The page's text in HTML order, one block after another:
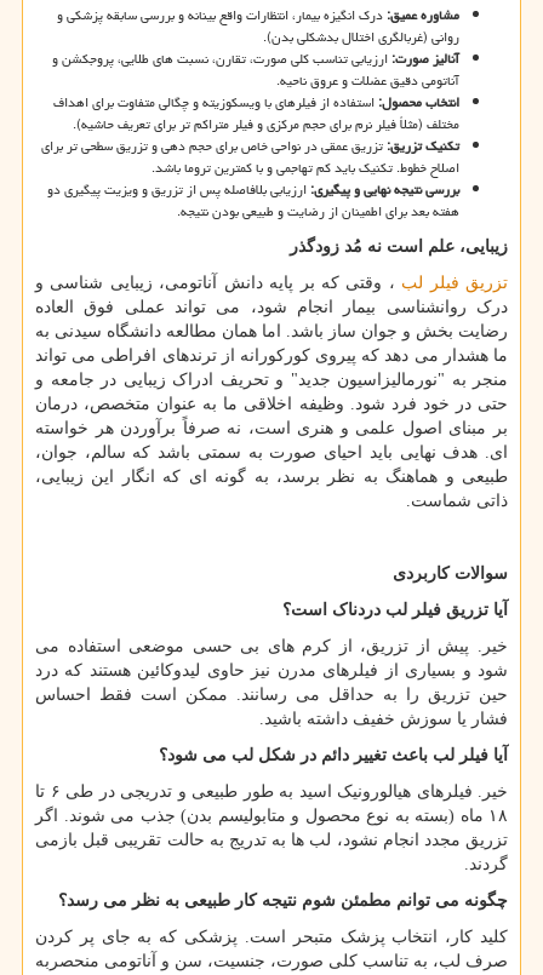
مشاوره عمیق:درک انگیزه بیمار، انتظارات واقع بینانه و بررسی سابقه پزشکی و
روانی (غربالگری اختلال بدشکلی بدن).
آنالیز صورت:ارزیابی تناسب کلی صورت، تقارن، نسبت های طلایی، پروجکشن و
آناتومی دقیق عضلات و عروق ناحیه.
انتخاب محصول:استفاده از فیلرهای با ویسکوزیته و چگالی متفاوت برای اهداف
مختلف (مثلاً فیلر نرم برای حجم مرکزی و فیلر متراکم تر برای تعریف حاشیه).
تکنیک تزریق:تزریق عمقی در نواحی خاص برای حجم دهی و تزریق سطحی تر برای
اصلاح خطوط. تکنیک باید کم تهاجمی و با کمترین تروما باشد.
بررسی نتیجه نهایی و پیگیری:ارزیابی بلافاصله پس از تزریق و ویزیت پیگیری دو
هفته بعد برای اطمینان از رضایت و طبیعی بودن نتیجه.
زیبایی، علم است نه مُد زودگذر
تزریق فیلر لب ، وقتی که بر پایه دانش آناتومی، زیبایی شناسی و
درک روانشناسی بیمار انجام شود، می تواند عملی فوق العاده
رضایت بخش و جوان ساز باشد. اما همان مطالعه دانشگاه سیدنی به
ما هشدار می دهد که پیروی کورکورانه از ترندهای افراطی می تواند
منجر به "نورمالیزاسیون جدید" و تحریف ادراک زیبایی در جامعه و
حتی در خود فرد شود. وظیفه اخلاقی ما به عنوان متخصص، درمان
بر مبنای اصول علمی و هنری است، نه صرفاً برآوردن هر خواسته
ای. هدف نهایی باید احیای صورت به سمتی باشد که سالم، جوان،
طبیعی و هماهنگ به نظر برسد، به گونه ای که انگار این زیبایی،
ذاتی شماست.
سوالات کاربردی
آیا تزریق فیلر لب دردناک است؟
خیر. پیش از تزریق، از کرم های بی حسی موضعی استفاده می
شود و بسیاری از فیلرهای مدرن نیز حاوی لیدوکائین هستند که درد
حین تزریق را به حداقل می رسانند. ممکن است فقط احساس
فشار یا سوزش خفیف داشته باشید.
آیا فیلر لب باعث تغییر دائم در شکل لب می شود؟
خیر. فیلرهای هیالورونیک اسید به طور طبیعی و تدریجی در طی ۶ تا
۱۸ ماه (بسته به نوع محصول و متابولیسم بدن) جذب می شوند. اگر
تزریق مجدد انجام نشود، لب ها به تدریج به حالت تقریبی قبل بازمی
گردند.
چگونه می توانم مطمئن شوم نتیجه کار طبیعی به نظر می رسد؟
کلید کار، انتخاب پزشک متبحر است. پزشکی که به جای پر کردن
صرف لب، به تناسب کلی صورت، جنسیت، سن و آناتومی منحصربه